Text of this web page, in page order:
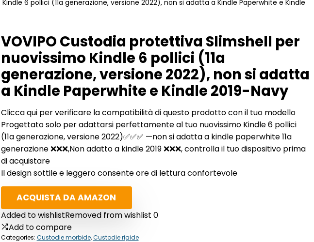
6 pollici (11a generazione, versione 2022), non si adatta a Kindle Paperwhite e Kindle
VOVIPO Custodia protettiva Slimshell per
nuovissimo Kindle 6 pollici (11a
generazione, versione 2022), non si adatta
a Kindle Paperwhite e Kindle 2019-Navy
Clicca qui per verificare la compatibilità di questo prodotto con il tuo modello
Progettato solo per adattarsi perfettamente al tuo nuovissimo Kindle 6 pollici
(11a generazione, versione 2022)✅✅✅ —non si adatta a kindle paperwhite 11a
generazione ❌❌❌,Non adatto a kindle 2019 ❌❌❌, controlla il tuo dispositivo prima
di acquistare
Il design sottile e leggero consente ore di lettura confortevole
ACQUISTA DA AMAZON
Added to wishlistRemoved from wishlist 0
Add to compare
Categories: Custodie morbide,Custodie rigide